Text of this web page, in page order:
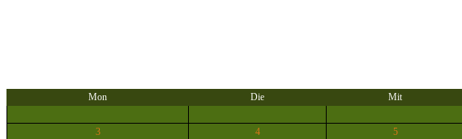
Mon Die Mit
3
4 5